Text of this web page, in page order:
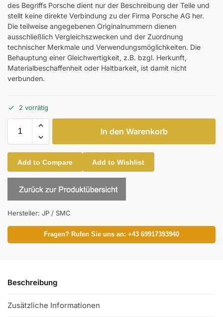
des Begriffs Porsche dient nur der Beschreibung der Teile und
stellt keine direkte Verbindung zu der Firma Porsche AG her.
Die teilweise angegebenen Originalnummern dienen
ausschließlich Vergleichszwecken und der Zuordnung
technischer Merkmale und Verwendungsmöglichkeiten. Die
Behauptung einer Gleichwertigkeit, z.B. bzgl. Herkunft,
Materialbeschaffenheit oder Haltbarkeit, ist damit nicht
verbunden.
2 vorrätig
In den Warenkorb
Add to Compare Add to Wishlist
Hersteller: JP / SMC
Fragen? Rufen Sie uns an: +43 69917393940
Beschreibung
Zusätzliche Informationen